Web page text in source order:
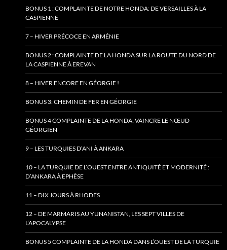
BONUS 1 : COMPLAINTE DE NOTRE HONDA: DE VERSAILLES À LA
CASPIENNE
7 – HIVER PRÉCOCE EN ARMÉNIE
BONUS 2 : COMPLAINTE DE LA HONDA SUR LA ROUTE DU NORD DE
LA CASPIENNE À EREVAN
8 – HIVER ENCORE EN GÉORGIE !
BONUS 3: CHEMIN DE FER EN GÉORGIE
BONUS 4 COMPLAINTE DE LA HONDA: VAINCRE LE NŒUD
GÉORGIEN
9 – LES TURQUIES D’ANI À ANKARA
10 – LA TURQUIE DE L’OUEST ENTRE ANTIQUITÉ ET MODERNITÉ :
D’ANKARA À EPHÈSE
11 – DIX JOURS À RHODES
12 – DE MARMARIS AU YUNANISTAN, LES SEPT VILLES DE
L’APOCALYPSE
BONUS 5 COMPLAINTE DE LA HONDA DANS L’OUEST DE LA TURQUIE